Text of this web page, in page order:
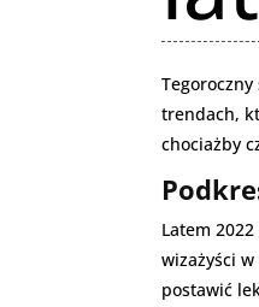
trendach,
chociażby
Latem
wizażyści
postawić